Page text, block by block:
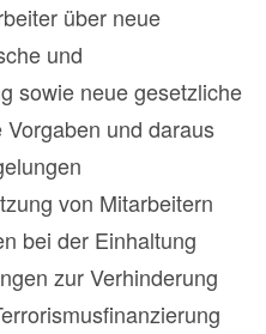
über neue
und
sowie neue gesetzliche
und daraus
von Mitarbeitern
bei der Einhaltung
zur Verhinderung